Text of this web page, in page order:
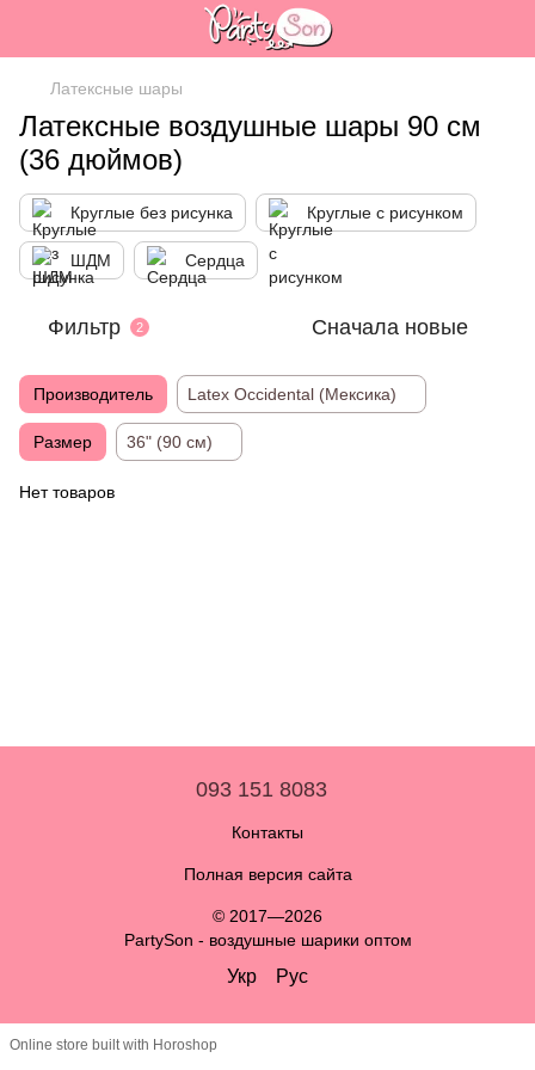
Латексные шары
Латексные воздушные шары 90 см
(36 дюймов)
Круглые без рисунка Круглые с рисунком
ШДМ Сердца
Фильтр 2 Сначала новые
Производитель Latex Occidental (Мексика)
Размер 36" (90 см)
Нет товаров
093 151 8083
Контакты
Полная версия сайта
© 2017—2026
PartySon - воздушные шарики оптом
Укр Рус
Online store built with Horoshop